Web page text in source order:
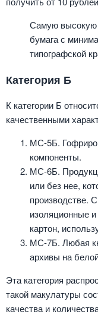
Самую высокую
бумага с
типографской
Категория Б
К категории Б
качественными
МС-5Б.
компоненты.
МС-6Б.
или без нее,
производстве.
изоляционные
картон,
МС-7Б. Любая
архивы на
Эта категория
такой макулатуры
качества и